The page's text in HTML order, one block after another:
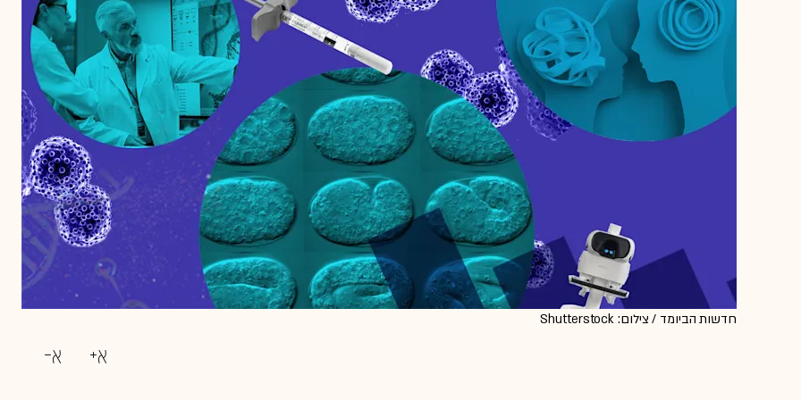
חדשות הביומד / צילום: Shutterstock